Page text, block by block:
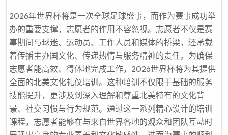
2026年世界杯将是一次全球足球盛事，而作为赛事成功举
办的重要支撑，志愿者的作用不容忽视。志愿者不仅是赛
事期间与球迷、运动员、工作人员和媒体的桥梁，还承载
着传播主办国文化、传递热情与服务精神的责任。为确保
志愿者能高效、得体地完成工作，2026世界杯将为其提供
全面的北美文化礼仪培训。这种培训不仅限于基础的服务
技能提升，更涉及到深入理解和尊重北美特有的文化背
景、社交习惯与行为规范。通过这一系列精心设计的培训
课程，志愿者能够在与来自世界各地的观众和团队互动时